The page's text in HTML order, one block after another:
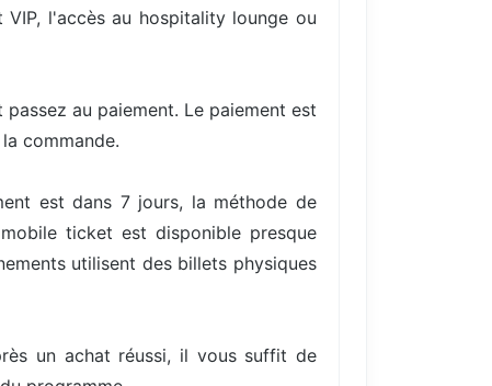
l'accès au hospitality lounge ou
au paiement. Le paiement est
commande.
est dans 7 jours, la méthode de
ticket est disponible presque
utilisent des billets physiques
un achat réussi, il vous suffit de